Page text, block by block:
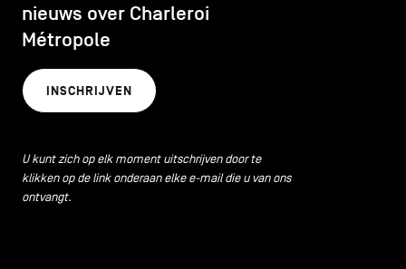
nieuws over Charleroi
Métropole
INSCHRIJVEN
U kunt zich op elk moment uitschrijven door te
klikken op de link onderaan elke e-mail die u van ons
ontvangt.